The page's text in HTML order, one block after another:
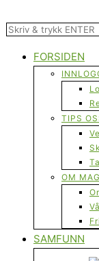
FORSIDEN
TIPS
OM
SAMFUNN